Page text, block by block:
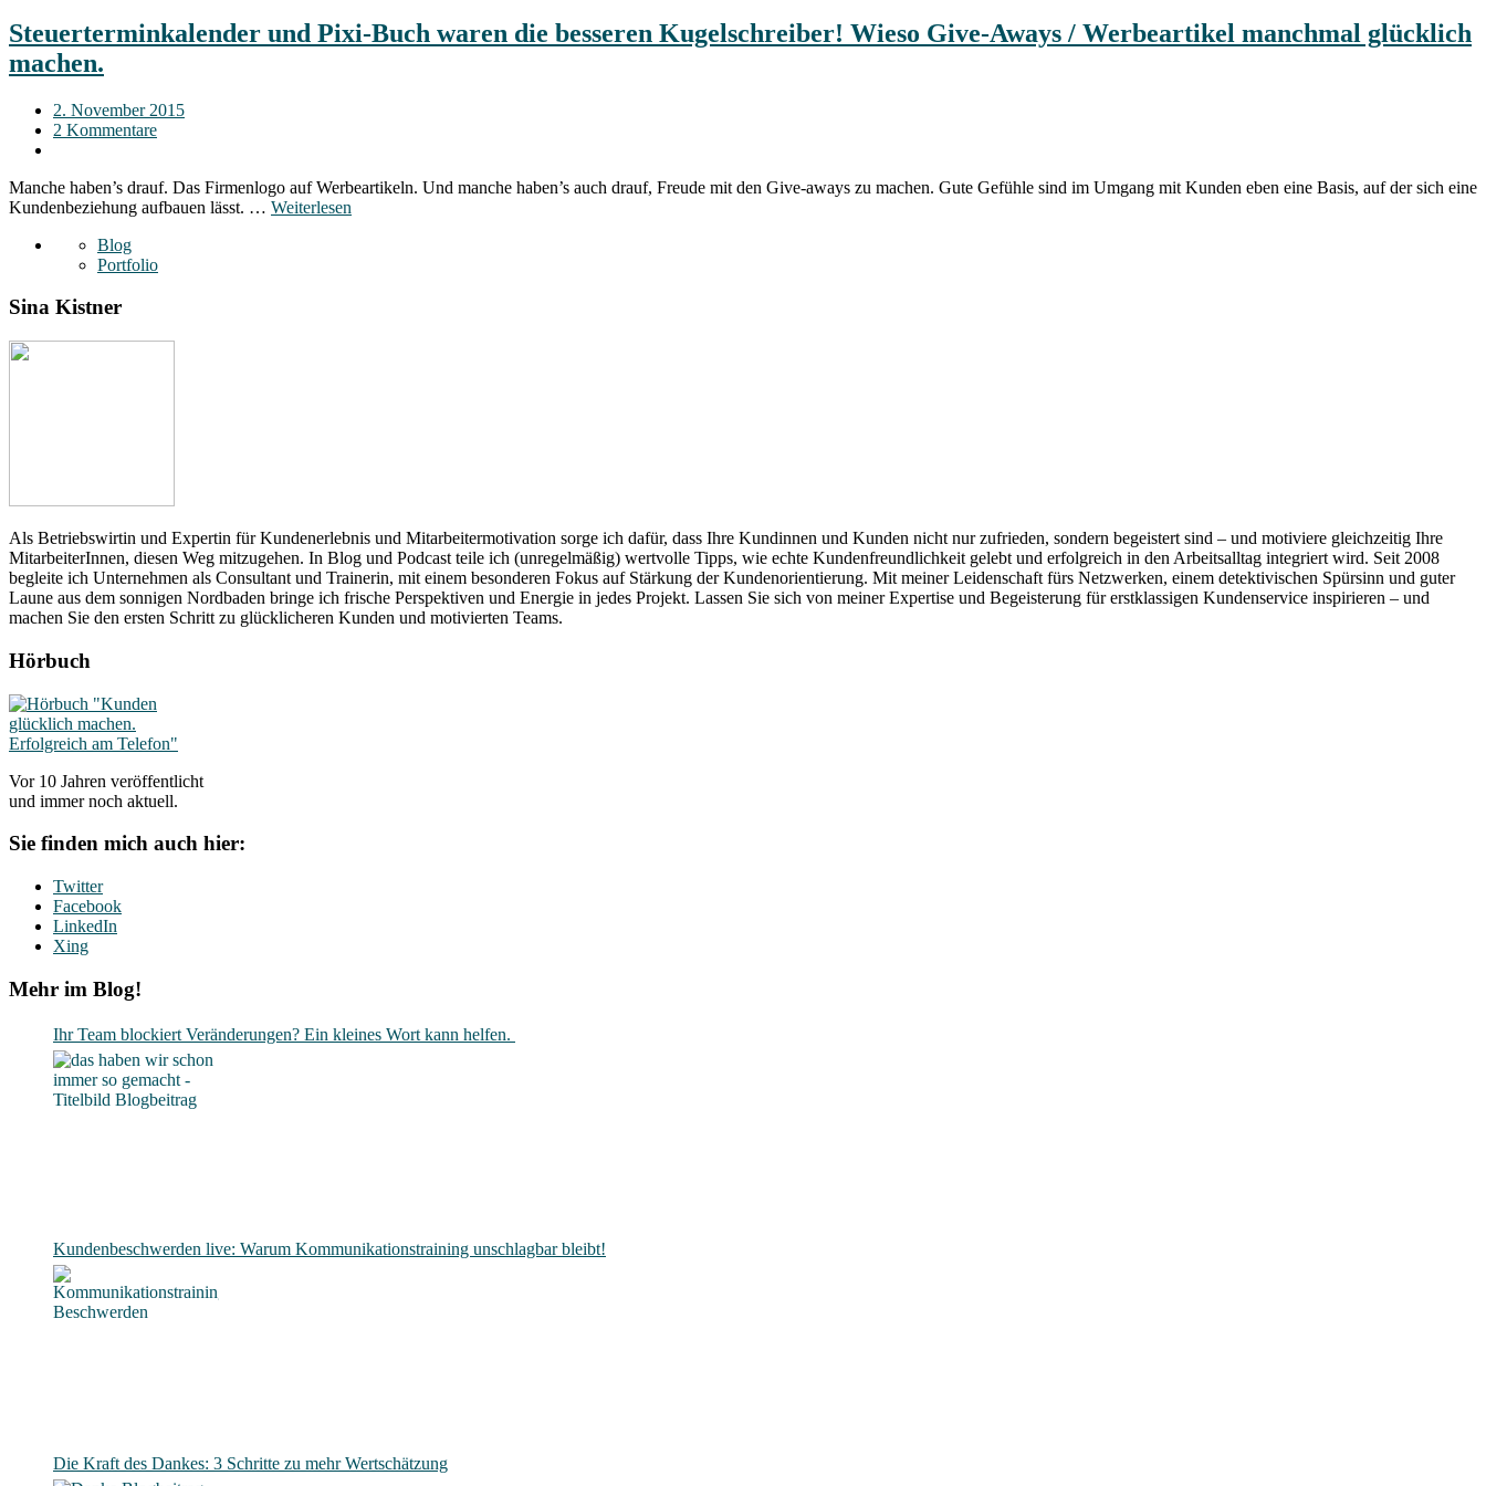
Steuerterminkalender und Pixi-Buch waren die besseren Kugelschreiber! Wieso Give-Aways / Werbeartikel manchmal glücklich
machen.
2. November 2015
2 Kommentare
Manche haben’s drauf. Das Firmenlogo auf Werbeartikeln. Und manche haben’s auch drauf, Freude mit den Give-aways zu machen. Gute Gefühle sind im Umgang mit Kunden eben eine Basis, auf der sich eine
Kundenbeziehung aufbauen lässt. … Weiterlesen
Blog
Portfolio
Sina Kistner
Als Betriebswirtin und Expertin für Kundenerlebnis und Mitarbeitermotivation sorge ich dafür, dass Ihre Kundinnen und Kunden nicht nur zufrieden, sondern begeistert sind – und motiviere gleichzeitig Ihre
MitarbeiterInnen, diesen Weg mitzugehen. In Blog und Podcast teile ich (unregelmäßig) wertvolle Tipps, wie echte Kundenfreundlichkeit gelebt und erfolgreich in den Arbeitsalltag integriert wird. Seit 2008
begleite ich Unternehmen als Consultant und Trainerin, mit einem besonderen Fokus auf Stärkung der Kundenorientierung. Mit meiner Leidenschaft fürs Netzwerken, einem detektivischen Spürsinn und guter
Laune aus dem sonnigen Nordbaden bringe ich frische Perspektiven und Energie in jedes Projekt. Lassen Sie sich von meiner Expertise und Begeisterung für erstklassigen Kundenservice inspirieren – und
machen Sie den ersten Schritt zu glücklicheren Kunden und motivierten Teams.
Hörbuch
Vor 10 Jahren veröffentlicht
und immer noch aktuell.
Sie finden mich auch hier:
Twitter
Facebook
LinkedIn
Xing
Mehr im Blog!
Ihr Team blockiert Veränderungen? Ein kleines Wort kann helfen.
Kundenbeschwerden live: Warum Kommunikationstraining unschlagbar bleibt!
Die Kraft des Dankes: 3 Schritte zu mehr Wertschätzung